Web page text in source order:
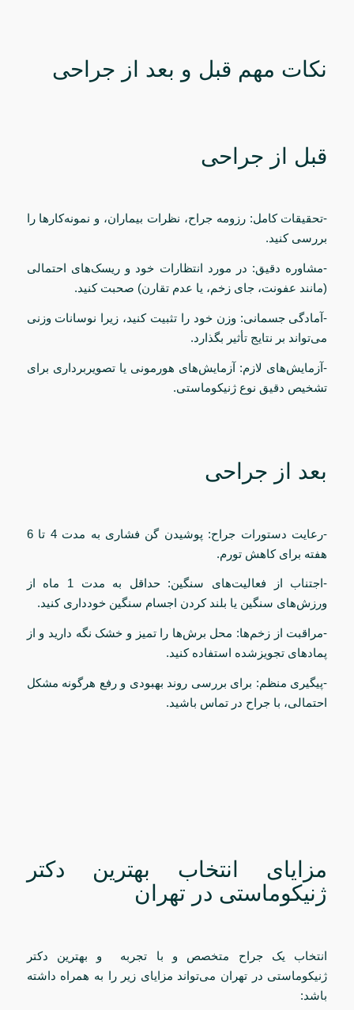
نکات مهم قبل و بعد از جراحی
قبل از جراحی
-تحقیقات کامل: رزومه جراح، نظرات بیماران، و نمونه‌کارها را
بررسی کنید.
-مشاوره دقیق: در مورد انتظارات خود و ریسک‌های احتمالی
(مانند عفونت، جای زخم، یا عدم تقارن) صحبت کنید.
-آمادگی جسمانی: وزن خود را تثبیت کنید، زیرا نوسانات وزنی
می‌تواند بر نتایج تأثیر بگذارد.
-آزمایش‌های لازم: آزمایش‌های هورمونی یا تصویربرداری برای
تشخیص دقیق نوع ژنیکوماستی.
بعد از جراحی
-رعایت دستورات جراح: پوشیدن گن فشاری به مدت 4 تا 6
هفته برای کاهش تورم.
-اجتناب از فعالیت‌های سنگین: حداقل به مدت 1 ماه از
ورزش‌های سنگین یا بلند کردن اجسام سنگین خودداری کنید.
-مراقبت از زخم‌ها: محل برش‌ها را تمیز و خشک نگه دارید و از
پمادهای تجویزشده استفاده کنید.
-پیگیری منظم: برای بررسی روند بهبودی و رفع هرگونه مشکل
احتمالی، با جراح در تماس باشید.
مزایای انتخاب بهترین دکتر
ژنیکوماستی در تهران
انتخاب یک جراح متخصص و با تجربه و بهترین دکتر
ژنیکوماستی در تهران می‌تواند مزایای زیر را به همراه داشته
باشد: